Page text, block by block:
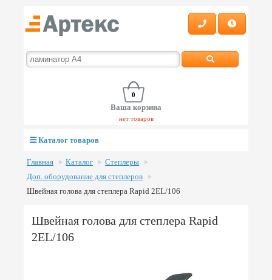
0
Ваша корзина
нет товаров
Каталог товаров
Главная Каталог
Степлеры
Доп. оборудование для степлеров
Швейная голова для степлера Rapid 2EL/106
Швейная голова для степлера Rapid
2EL/106